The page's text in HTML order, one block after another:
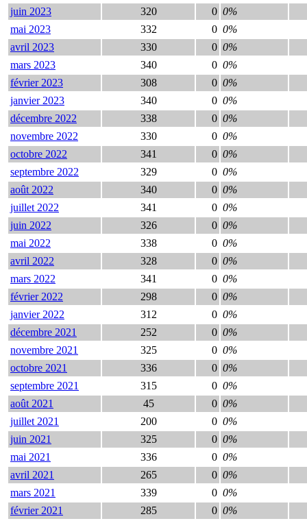
juin 2023
320 0 0%
mai 2023
332 0 0%
avril 2023
330 0 0%
mars 2023
340 0 0%
février 2023
308 0 0%
janvier 2023
340 0 0%
décembre 2022
338 0 0%
novembre 2022
330 0 0%
octobre 2022
341 0 0%
septembre 2022
329 0 0%
août 2022
340 0 0%
juillet 2022
341 0 0%
juin 2022
326 0 0%
mai 2022
338 0 0%
avril 2022
328 0 0%
mars 2022
341 0 0%
février 2022
298 0 0%
janvier 2022
312 0 0%
décembre 2021
252 0 0%
novembre 2021
325 0 0%
octobre 2021
336 0 0%
septembre 2021
315 0 0%
août 2021
45 0 0%
juillet 2021
200 0 0%
juin 2021
325 0 0%
mai 2021
336 0 0%
avril 2021
265 0 0%
mars 2021
339 0 0%
février 2021
285 0 0%